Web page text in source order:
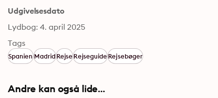
Udgivelsesdato
Lydbog: 4. april 2025
Tags
SpanienMadridRejseRejseguideRejsebøger
Andre kan også lide...